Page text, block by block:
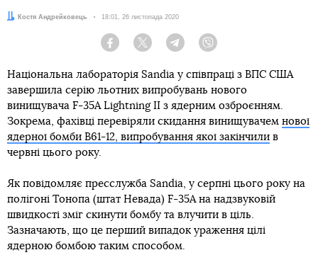
Автор:Костя Андрейковець Дата:
18:01, 26 листопада 2020
Facebook Twitter Telegram
Національна лабораторія Sandia у співпраці з ВПС США
завершила серію льотних випробувань нового
винищувача F-35A Lightning II з ядерним озброєнням.
Зокрема, фахівці перевіряли скидання винищувачем нової
ядерної бомби B61-12, випробування якої закінчили в
червні цього року.
Як повідомляє пресслужба Sandia, у серпні цього року на
полігоні Тонопа (штат Невада) F-35A на надзвуковій
швидкості зміг скинути бомбу та влучити в ціль.
Зазначають, що це перший випадок ураження цілі
ядерною бомбою таким способом.